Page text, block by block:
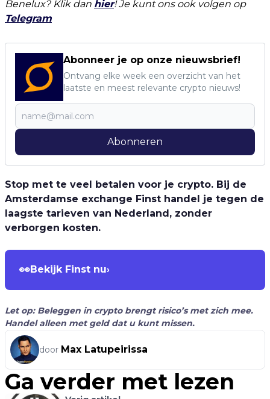
Benelux? Klik dan hier! Je kunt ons ook volgen op
Telegram
Abonneer je op onze nieuwsbrief!
Ontvang elke week een overzicht van het
laatste en meest relevante crypto nieuws!
Abonneren
Stop met te veel betalen voor je crypto. Bij de
Amsterdamse exchange Finst handel je tegen de
laagste tarieven van Nederland, zonder
verborgen kosten.
👀Bekijk Finst nu›
Let op: Beleggen in crypto brengt risico’s met zich mee.
Handel alleen met geld dat u kunt missen.
door Max Latupeirissa
Ga verder met lezen